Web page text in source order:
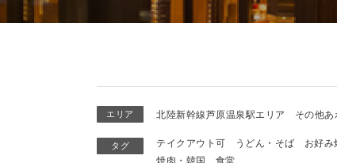
エリア 北陸新幹線芦原温泉駅エリア その他
タグ テイクアウト可 うどん・そば お好み
焼肉・韓国
食堂